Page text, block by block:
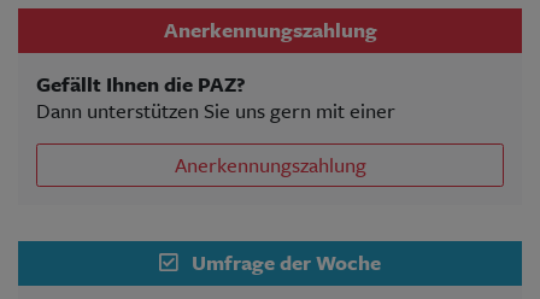
Anerkennungszahlung
Gefällt Ihnen die PAZ?
Dann unterstützen Sie uns gern mit einer
Anerkennungszahlung
Umfrage der Woche